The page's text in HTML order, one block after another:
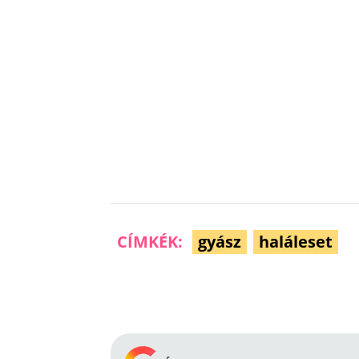
CÍMKÉK: gyász haláleset